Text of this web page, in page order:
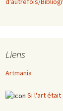
Liens
Artmania
Si l'art était